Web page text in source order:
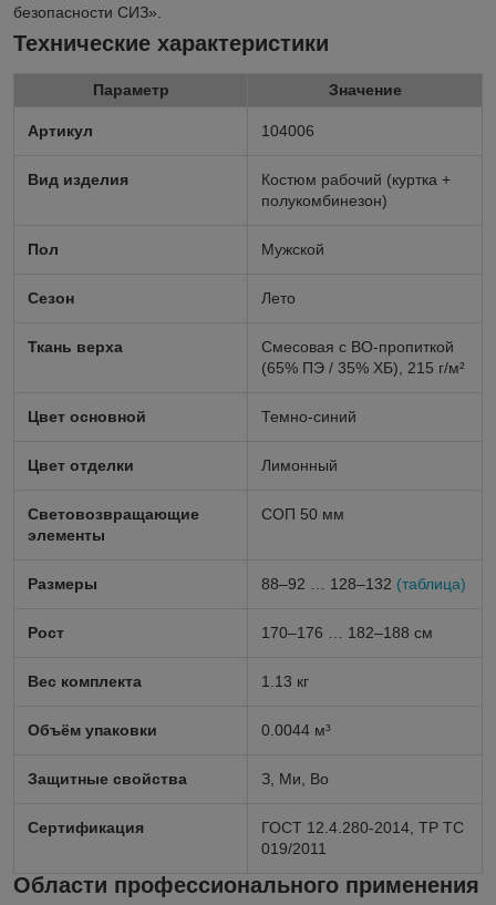
безопасности СИЗ».
Технические характеристики
Параметр Значение
Артикул 104006
Вид изделия
Костюм рабочий (куртка +
полукомбинезон)
Пол Мужской
Сезон Лето
Ткань верха
Смесовая с ВО-пропиткой
(65% ПЭ / 35% ХБ), 215 г/м²
Цвет основной Темно-синий
Цвет отделки Лимонный
Световозвращающие
элементы
СОП 50 мм
Размеры 88–92 … 128–132 (таблица)
Рост 170–176 … 182–188 см
Вес комплекта 1.13 кг
Объём упаковки 0.0044 м³
Защитные свойства З, Ми, Во
Сертификация
ГОСТ 12.4.280-2014, ТР ТС
019/2011
Области профессионального применения